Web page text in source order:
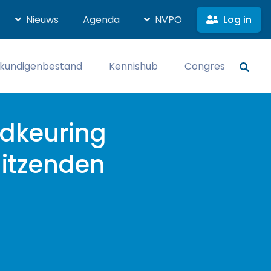
Nieuws Agenda NVPO Log in
Kennishub Congres